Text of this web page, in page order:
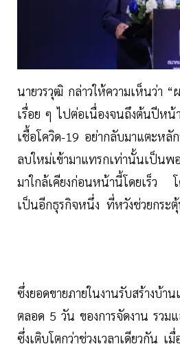
นายวรวุฒิ กล่าวให้ความเห็นว่า
เรื่อย ๆ ไปต่อเนื่องจนถึงต้นปีหน้
เชื้อโควิด-19 อย่ากลับมาแตะหลั
ลบใหม่เข้ามาแทรกเท่านั้นเป็น
มาใกล้เคียงก่อนหน้านี้โดยเร็ว
เป็นอีกธุรกิจหนึ่ง ที่หวังช่วยกระ
ซึ่งยอดขายภายในงานรับสร้างบ้
ตลอด 5 วัน ของการจัดงาน รวม
ซึ่งเติบโตกว่าช่วงเวลาเดียวกัน